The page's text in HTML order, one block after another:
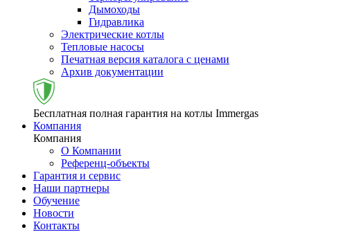
Дымоходы
Гидравлика
Электрические котлы
Тепловые насосы
Печатная версия каталога с ценами
Архив документации
Бесплатная полная гарантия на котлы Immergas
Компания
Компания
О Компании
Референц-объекты
Гарантия и сервис
Наши партнеры
Обучение
Новости
Контакты